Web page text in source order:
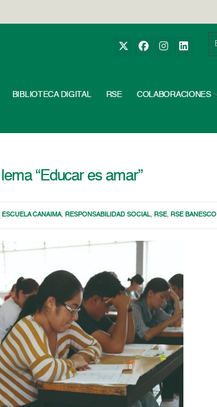
BIBLIOTECA DIGITAL RSE COLABORACIONES
“Educar es amar”
ESCUELA CANAIMA, RESPONSABILIDAD SOCIAL, RSE, RSE BANESCO